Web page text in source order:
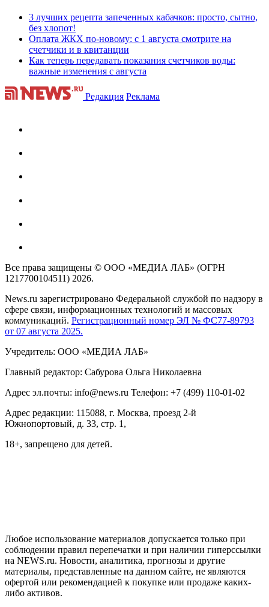
3 лучших рецепта запеченных кабачков: просто, сытно,
без хлопот!
Оплата ЖКХ по-новому: с 1 августа смотрите на
счетчики и в квитанции
Как теперь передавать показания счетчиков воды:
важные изменения с августа
Редакция Реклама
Все права защищены © ООО «МЕДИА ЛАБ» (ОГРН
1217700104511) 2026.
News.ru зарегистрировано Федеральной службой по надзору в
сфере связи, информационных технологий и массовых
коммуникаций. Регистрационный номер ЭЛ № ФС77-89793
от 07 августа 2025.
Учредитель: ООО «МЕДИА ЛАБ»
Главный редактор: Сабурова Ольга Николаевна
Адрес эл.почты: info@news.ru Телефон: +7 (499) 110-01-02
Адрес редакции: 115088, г. Москва, проезд 2-й
Южнопортовый, д. 33, стр. 1,
18+, запрещено для детей.
Любое использование материалов допускается только при
соблюдении правил перепечатки и при наличии гиперссылки
на NEWS.ru. Новости, аналитика, прогнозы и другие
материалы, представленные на данном сайте, не являются
офертой или рекомендацией к покупке или продаже каких-
либо активов.